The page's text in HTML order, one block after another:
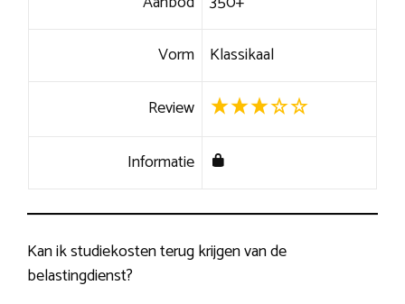
Vorm Klassikaal
Review
Informatie
Kan ik studiekosten terug krijgen van de
belastingdienst?